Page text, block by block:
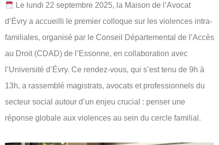
Le lundi 22 septembre 2025, la Maison de l’Avocat
d’Évry a accueilli le premier colloque sur les violences intra-
familiales, organisé par le Conseil Départemental de l’Accès
au Droit (CDAD) de l’Essonne, en collaboration avec
l’Université d’Évry. Ce rendez-vous, qui s’est tenu de 9h à
13h, a rassemblé magistrats, avocats et professionnels du
secteur social autour d’un enjeu crucial : penser une
réponse globale aux violences au sein du cercle familial.